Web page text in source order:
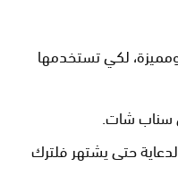
لكي تستخدمها
سناب شات.
حتى يشتهر فلترك